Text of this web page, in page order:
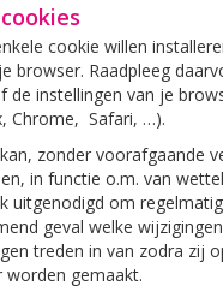
cookie willen
browser. Raadpleeg
de instellingen van je
Chrome, Safari, …).
zonder voorafgaande
in functie o.m. van
uitgenodigd om
geval welke
treden in van zodra zij
worden gemaakt.